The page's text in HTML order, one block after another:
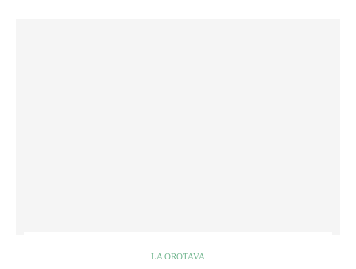
LA OROTAVA